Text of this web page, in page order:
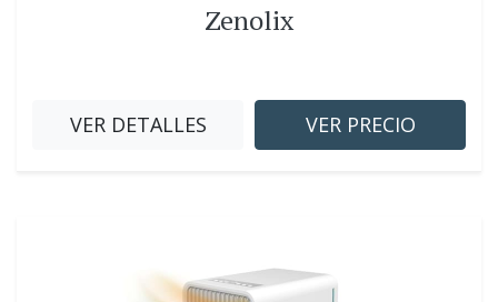
Zenolix
VER DETALLES VER PRECIO